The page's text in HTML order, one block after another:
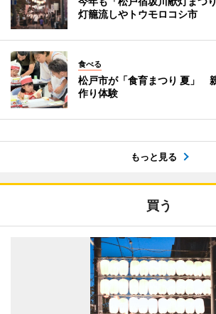
灯籠流しやトウモロコシ市
食べる
松戸市が「食育まつり 夏」
作り体験
もっと見る
買う